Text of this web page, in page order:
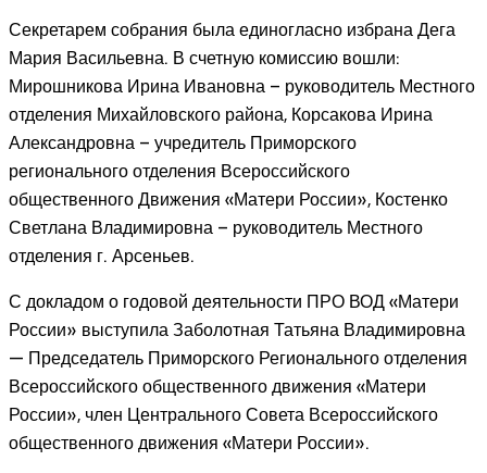
Секретарем собрания была единогласно избрана Дега
Мария Васильевна. В счетную комиссию вошли:
Мирошникова Ирина Ивановна – руководитель Местного
отделения Михайловского района, Корсакова Ирина
Александровна – учредитель Приморского
регионального отделения Всероссийского
общественного Движения «Матери России», Костенко
Светлана Владимировна – руководитель Местного
отделения г. Арсеньев.
С докладом о годовой деятельности ПРО ВОД «Матери
России» выступила Заболотная Татьяна Владимировна
— Председатель Приморского Регионального отделения
Всероссийского общественного движения «Матери
России», член Центрального Совета Всероссийского
общественного движения «Матери России».